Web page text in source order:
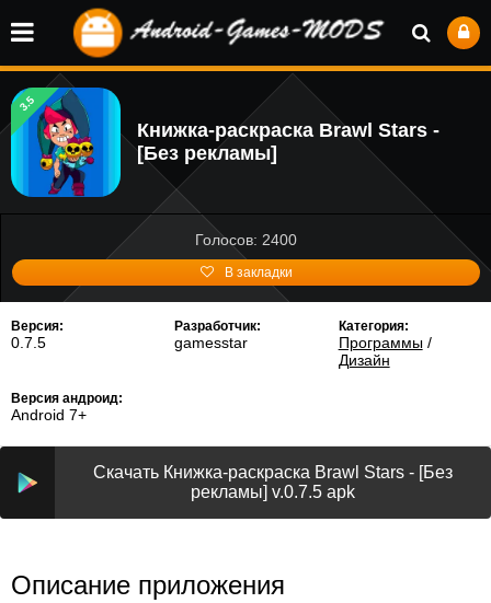
3.5
Книжка-раскраска Brawl Stars -
[Без рекламы]
Голосов: 2400
В закладки
Версия:
0.7.5
Разработчик:
gamesstar
Категория:
Программы/
Дизайн
Версия андроид:
Android 7+
Скачать Книжка-раскраска Brawl Stars - [Без
рекламы] v.0.7.5 apk
Описание приложения